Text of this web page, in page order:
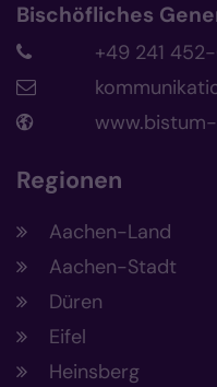
Bischöfliches
+49 241
Regionen
Aachen-Land
Aachen-Stadt
Düren
Eifel
Heinsberg